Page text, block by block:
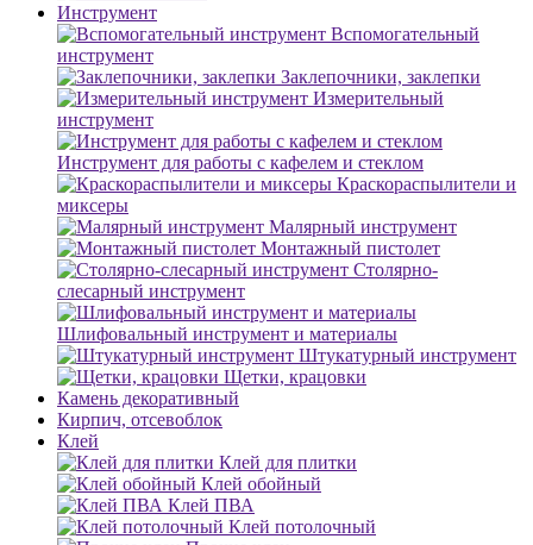
Инструмент
Вспомогательный
инструмент
Заклепочники, заклепки
Измерительный
инструмент
Инструмент для работы с кафелем и стеклом
Краскораспылители и
миксеры
Малярный инструмент
Монтажный пистолет
Столярно-
слесарный инструмент
Шлифовальный инструмент и материалы
Штукатурный инструмент
Щетки, крацовки
Камень декоративный
Кирпич, отсевоблок
Клей
Клей для плитки
Клей обойный
Клей ПВА
Клей потолочный